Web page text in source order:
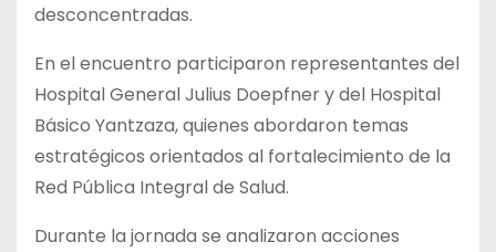
desconcentradas.
En el encuentro participaron representantes del
Hospital General Julius Doepfner y del Hospital
Básico Yantzaza, quienes abordaron temas
estratégicos orientados al fortalecimiento de la
Red Pública Integral de Salud.
Durante la jornada se analizaron acciones